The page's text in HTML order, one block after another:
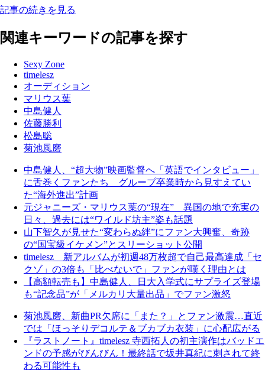
記事の続きを見る
関連キーワードの記事を探す
Sexy Zone
timelesz
オーディション
マリウス葉
中島健人
佐藤勝利
松島聡
菊池風磨
中島健人、“超大物”映画監督へ「英語でインタビュー」
に舌巻くファンたち グループ卒業時から見すえてい
た“海外進出”計画
元ジャニーズ・マリウス葉の“現在” 異国の地で充実の
日々、過去には“ワイルド坊主”姿も話題
山下智久が見せた“変わらぬ絆”にファン大興奮、奇跡
の“国宝級イケメン”とスリーショット公開
timelesz 新アルバムが初週48万枚超で自己最高達成「セ
クゾ」の3倍も「比べないで」ファンが嘆く理由とは
【高額転売も】中島健人、日大入学式にサプライズ登場
も“記念品”が「メルカリ大量出品」でファン激怒
菊池風磨、新曲PR欠席に「また？」とファン激震…直近
では「ほっそりデコルテ＆ブカブカ衣装」に心配広がる
『ラストノート』timelesz 寺西拓人の初主演作はバッドエ
ンドの予感がびんびん！最終話で坂井真紀に刺されて終
わる可能性も